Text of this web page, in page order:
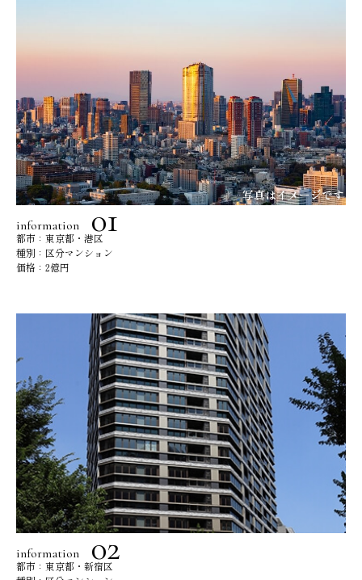
information
都市：東京都・港区
種別：区分マンション
価格：2億円
information
都市：東京都・新宿区